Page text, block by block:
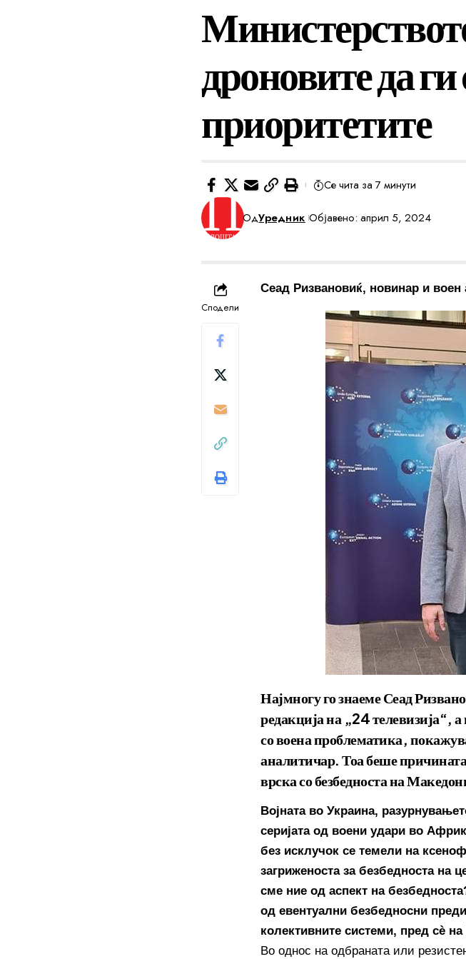
дроновите да
приоритетите
ОдУредник Објавено: април 5, 2024
Се чита за 7 минути
Сподели
Сеад Ризвановиќ, новинар и воен
Најмногу го знаеме Сеад
редакција на „24 телевизија“,
со воена проблематика,
аналитичар. Тоа беше
врска со безбедноста на
Војната во Украина,
серијата од воени удари во
без исклучок се темели на
загриженоста за безбедноста на
сме ние од аспект на
од евентуални безбедносни
колективните системи, пред сѐ
Во однос на одбраната или